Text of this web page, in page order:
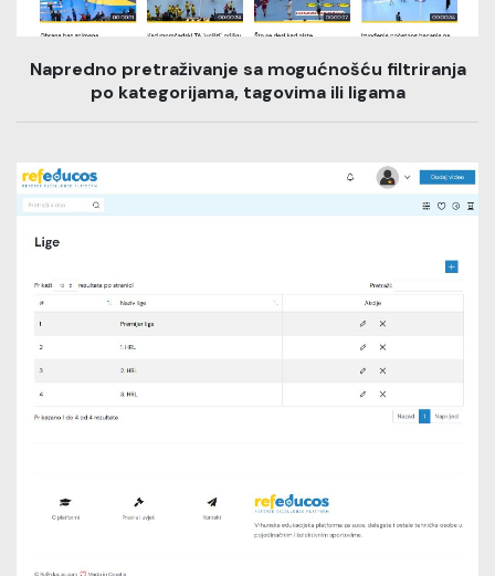
Napredno pretraživanje sa mogućnošću filtriranja
po kategorijama, tagovima ili ligama